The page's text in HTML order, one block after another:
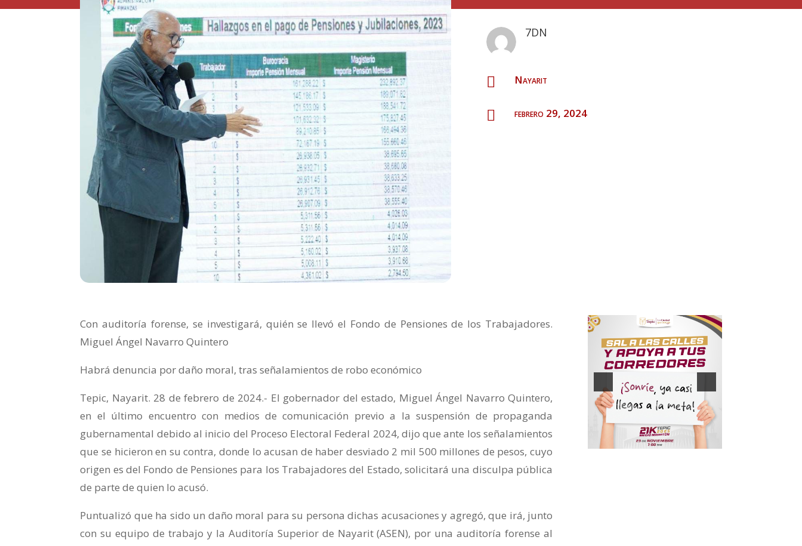
7DN
 Nayarit
 febrero 29, 2024
Con auditoría forense, se investigará, quién se llevó el Fondo de Pensiones de los Trabajadores.
Miguel Ángel Navarro Quintero
Habrá denuncia por daño moral, tras señalamientos de robo económico
Tepic, Nayarit. 28 de febrero de 2024.- El gobernador del estado, Miguel Ángel Navarro Quintero,
en el último encuentro con medios de comunicación previo a la suspensión de propaganda
gubernamental debido al inicio del Proceso Electoral Federal 2024, dijo que ante los señalamientos
que se hicieron en su contra, donde lo acusan de haber desviado 2 mil 500 millones de pesos, cuyo
origen es del Fondo de Pensiones para los Trabajadores del Estado, solicitará una disculpa pública
de parte de quien lo acusó.
Puntualizó que ha sido un daño moral para su persona dichas acusaciones y agregó, que irá, junto
con su equipo de trabajo y la Auditoría Superior de Nayarit (ASEN), por una auditoría forense al